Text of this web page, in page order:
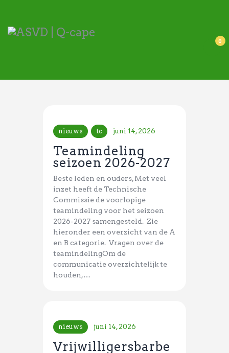
0
Wedstrijdzaken
Vrienden van
Treffer boeken
Webstore
nieuws tc juni 14, 2026
Teamindeling
seizoen 2026-2027
Beste leden en ouders, Met veel
inzet heeft de Technische
Commissie de voorlopige
teamindeling voor het seizoen
2026-2027 samengesteld. Zie
hieronder een overzicht van de A
en B categorie. Vragen over de
teamindelingOm de
communicatie overzichtelijk te
houden,…
nieuws juni 14, 2026
Vrijwilligersbarbe